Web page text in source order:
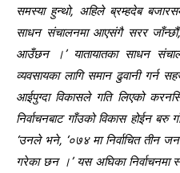
समस्या हुन्थो, अहिले ब्रम्हदेब
साधन संचालनमा आएसंगै सरर
आउँछन ।’ यातायातका साधन
व्यवसायका लागि समान ढुवानी गर्न
आईपुग्दा विकासले गति लिएको
निर्वाचनबाट गाँउको विकास होईन बरु
‘उनले भने, ‘०७४ मा निर्वाचित तीन
गरेका छन ।’ यस अघिका निर्वाचनमा